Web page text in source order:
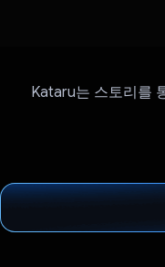
Kataru는 스토리를